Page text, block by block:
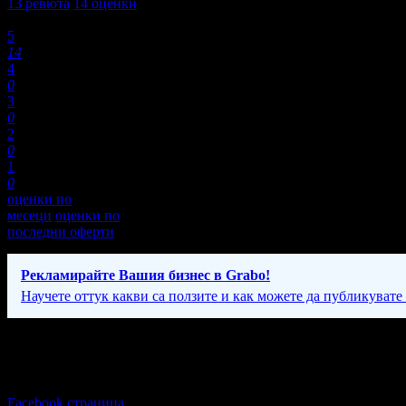
13 ревюта 14 оценки
5
14
4
0
3
0
2
0
1
0
оценки по
месеци оценки по
последни оферти
Рекламирайте Вашия бизнес в Grabo!
Научете оттук какви са ползите и как можете да публикувате
Facebook страница